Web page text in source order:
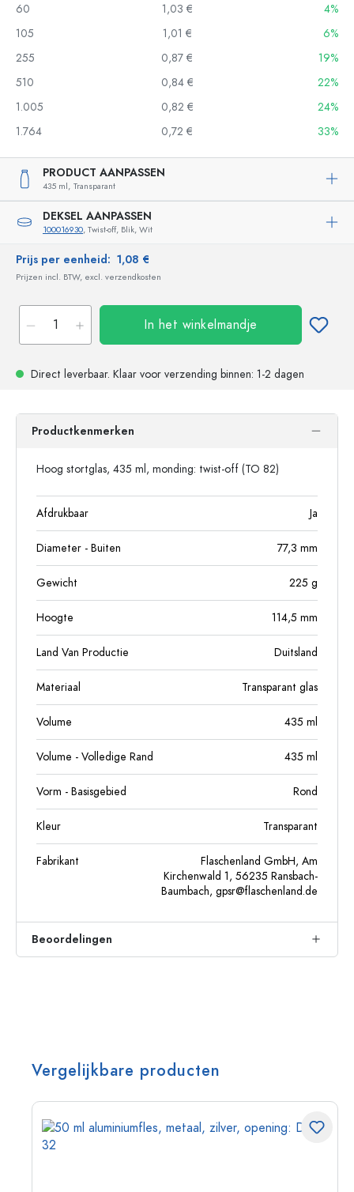
60
1,03 €
4%
105
1,01 €
6%
255
0,87 €
19%
510
0,84 €
22%
1.005
0,82 €
24%
1.764
0,72 € 33%
PRODUCT AANPASSEN
435 ml, Transparant
DEKSEL AANPASSEN
100016930, Twist-off, Blik, Wit
Prijs per eenheid: 1,08 €
Prijzen incl. BTW, excl. verzendkosten
In het winkelmandje
Direct leverbaar. Klaar voor verzending binnen: 1-2 dagen
Productkenmerken
Hoog stortglas, 435 ml, monding: twist-off (TO 82)
Afdrukbaar Ja
Diameter - Buiten 77,3 mm
Gewicht 225 g
Hoogte 114,5 mm
Land Van Productie Duitsland
Materiaal Transparant glas
Volume 435 ml
Volume - Volledige Rand 435 ml
Vorm - Basisgebied Rond
Kleur Transparant
Fabrikant
Flaschenland GmbH, Am
Kirchenwald 1, 56235 Ransbach-
Baumbach, gpsr@flaschenland.de
Beoordelingen
Vergelijkbare producten